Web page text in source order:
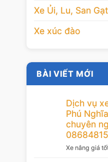
Xe Ủi, Lu, San Gạt
Xe xúc đào
BÀI VIẾT MỚI
Dịch vụ
Phú
chuyên
Xe nâng giá